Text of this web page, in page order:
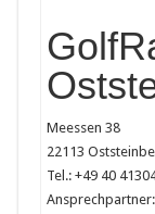
Meessen 38
22113
Tel.: +49 40